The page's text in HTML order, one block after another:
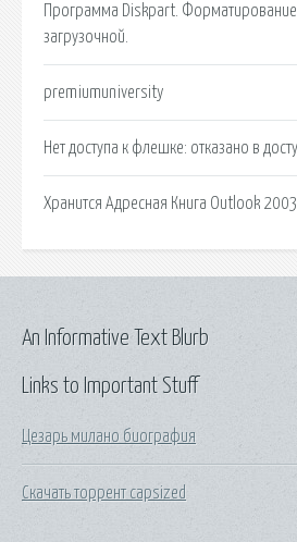
Программа Diskpart. Форматирование
загрузочной.
premiumuniversity
Нет доступа к флешке: отказано в
Хранится Адресная Книга Outlook
Links to Important Stuff
Цезарь милано биография
Скачать торрент capsized
An Informative Text Blurb